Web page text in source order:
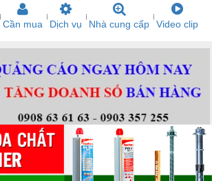
Cần mua Dịch vụ Nhà cung cấp Video clip